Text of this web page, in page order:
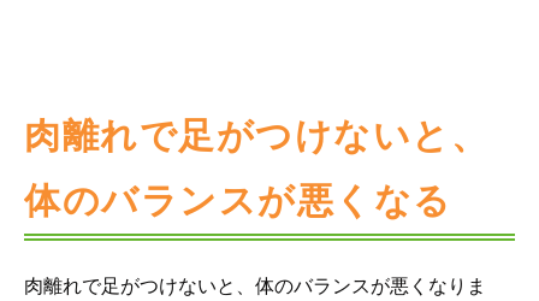
肉離れで足がつけないと、
体のバランスが悪くなる
肉離れで足がつけないと、体のバランスが悪くなりま